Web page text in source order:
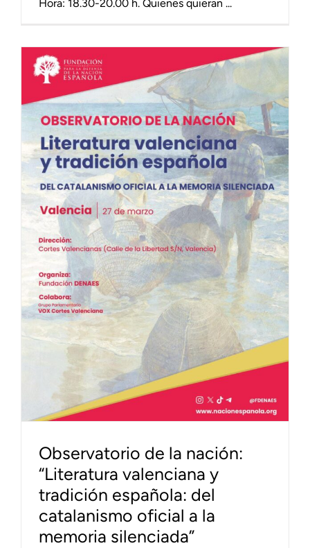
Hora: 18.30-20.00 h. Quienes quieran ...
Observatorio de la nación:
“Literatura valenciana y
tradición española: del
catalanismo oficial a la
memoria silenciada”